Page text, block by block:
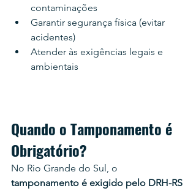
contaminações
Garantir segurança física (evitar
acidentes)
Atender às exigências legais e
ambientais
Quando o Tamponamento é
Obrigatório?
No Rio Grande do Sul, o
tamponamento é exigido pelo DRH-RS